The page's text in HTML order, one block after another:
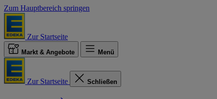
Zum Hauptbereich springen
Zur Startseite
Markt & Angebote Menü
Zur Startseite Schließen